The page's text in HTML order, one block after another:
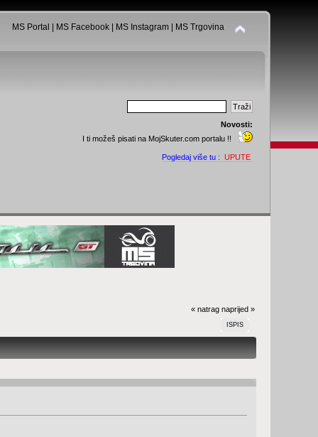
MS Portal MS Facebook| MS Instagram| MS Trgovina
Novosti:
I ti možeš pisati na MojSkuter.com portalu !!
Pogledaj više tu : UPUTE
« natrag naprijed »
ISPIS